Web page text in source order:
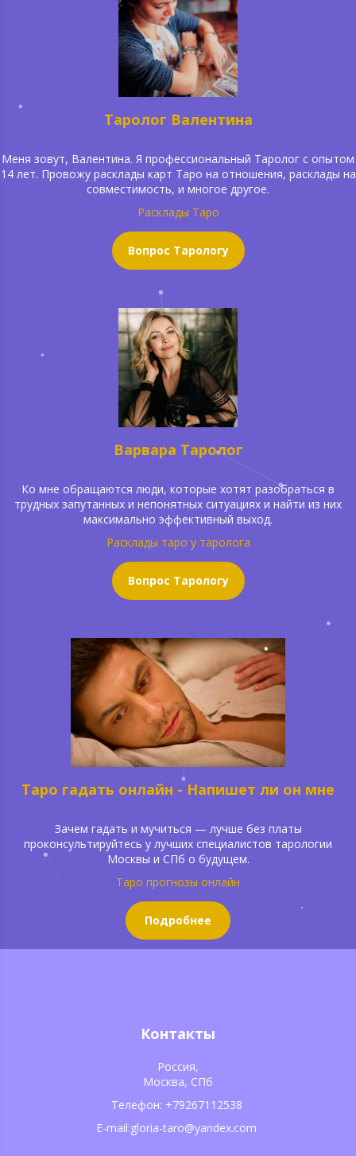
Таролог Валентина
Меня зовут, Валентина. Я профессиональный Таролог с опытом
14 лет. Провожу расклады карт Таро на отношения, расклады на
совместимость, и многое другое.
Расклады Таро
Вопрос Тарологу
Варвара Таролог
Ко мне обращаются люди, которые хотят разобраться в
трудных запутанных и непонятных ситуациях и найти из них
максимально эффективный выход.
Расклады таро у таролога
Вопрос Тарологу
Таро гадать онлайн - Напишет ли он мне
Зачем гадать и мучиться — лучше без платы
проконсультируйтесь у лучших специалистов тарологии
Москвы и СПб о будущем.
Таро прогнозы онлайн
Подробнее
Контакты
Россия,
Москва, СПб
Телефон: +79267112538
E-mail:gloria-taro@yandex.com